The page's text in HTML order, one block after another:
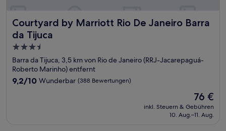
Courtyard by Marriott Rio De Janeiro Barra
da Tijuca
Courtyard by Marriott Rio De Janeiro Barra da Tijuca
3.5-
Sterne-
Unterkunft
Barra da Tijuca, 3,5 km von Rio de Janeiro (RRJ-Jacarepaguá-
Roberto Marinho) entfernt
9.2
9,2/10 Wunderbar (388 Bewertungen)
Der
Preis
beträgt
76 €
inkl. Steuern & Gebühren
10. Aug.–11. Aug.